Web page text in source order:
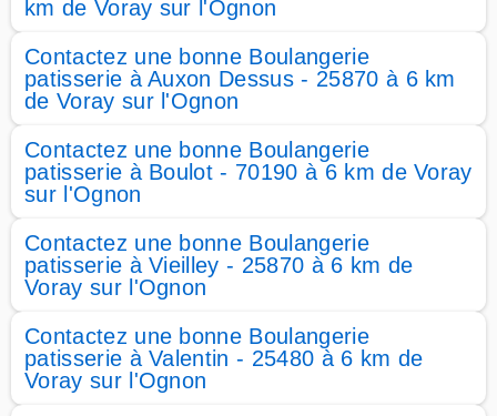
km de Voray sur l'Ognon
Contactez une bonne Boulangerie
patisserie à Auxon Dessus - 25870 à 6 km
de Voray sur l'Ognon
Contactez une bonne Boulangerie
patisserie à Boulot - 70190 à 6 km de Voray
sur l'Ognon
Contactez une bonne Boulangerie
patisserie à Vieilley - 25870 à 6 km de
Voray sur l'Ognon
Contactez une bonne Boulangerie
patisserie à Valentin - 25480 à 6 km de
Voray sur l'Ognon